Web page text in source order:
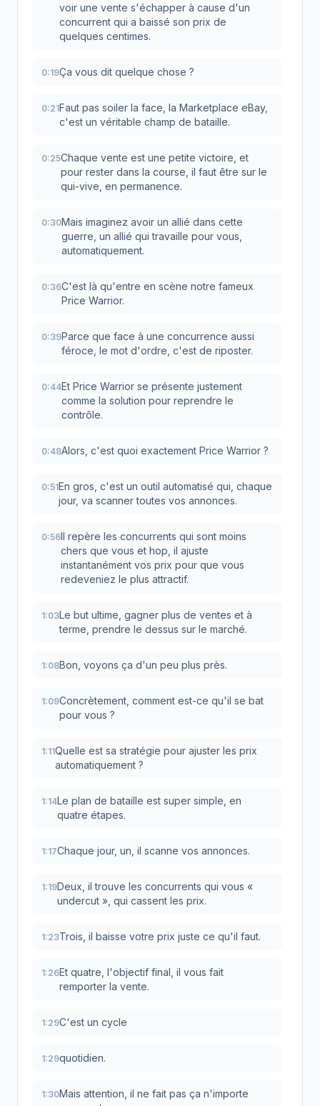
voir une vente s'échapper à cause d'un
concurrent qui a baissé son prix de
quelques centimes.
0:19Ça vous dit quelque chose ?
0:21Faut pas soiler la face, la Marketplace eBay,
c'est un véritable champ de bataille.
0:25Chaque vente est une petite victoire, et
pour rester dans la course, il faut être sur le
qui-vive, en permanence.
0:30Mais imaginez avoir un allié dans cette
guerre, un allié qui travaille pour vous,
automatiquement.
0:36C'est là qu'entre en scène notre fameux
Price Warrior.
0:39Parce que face à une concurrence aussi
féroce, le mot d'ordre, c'est de riposter.
0:44Et Price Warrior se présente justement
comme la solution pour reprendre le
contrôle.
0:48Alors, c'est quoi exactement Price Warrior ?
0:51En gros, c'est un outil automatisé qui, chaque
jour, va scanner toutes vos annonces.
0:56Il repère les concurrents qui sont moins
chers que vous et hop, il ajuste
instantanément vos prix pour que vous
redeveniez le plus attractif.
1:03Le but ultime, gagner plus de ventes et à
terme, prendre le dessus sur le marché.
1:08Bon, voyons ça d'un peu plus près.
1:09Concrètement, comment est-ce qu'il se bat
pour vous ?
1:11Quelle est sa stratégie pour ajuster les prix
automatiquement ?
1:14Le plan de bataille est super simple, en
quatre étapes.
1:17Chaque jour, un, il scanne vos annonces.
1:19Deux, il trouve les concurrents qui vous «
undercut », qui cassent les prix.
1:23Trois, il baisse votre prix juste ce qu'il faut.
1:26Et quatre, l'objectif final, il vous fait
remporter la vente.
1:29C'est un cycle
1:29quotidien.
1:30Mais attention, il ne fait pas ça n'importe